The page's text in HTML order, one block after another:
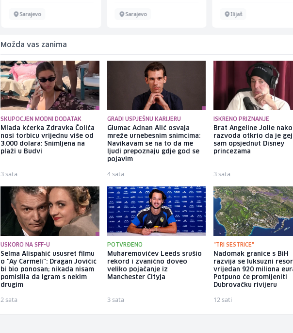
Sarajevo Sarajevo Ilijaš
Možda vas zanima
SKUPOCJEN MODNI DODATAK
Mlađa kćerka Zdravka Čolića
nosi torbicu vrijednu više od
3.000 dolara: Snimljena na
plaži u Budvi
3 sata
GRADI USPJEŠNU KARIJERU
Glumac Adnan Alić osvaja
mreže urnebesnim snimcima:
Navikavam se na to da me
ljudi prepoznaju gdje god se
pojavim
4 sata
ISKRENO PRIZNANJE
Brat Angeline Jolie
razvoda otkrio da je
sam opsjednut Disney
princezama
3 sata
USKORO NA SFF-U
Selma Alispahić ususret filmu
o "Ay Carmeli": Dragan Jovičić
bi bio ponosan; nikada nisam
pomislila da igram s nekim
drugim
2 sata
POTVRĐENO
Muharemovićev Leeds srušio
rekord i zvanično doveo
veliko pojačanje iz
Manchester Cityja
3 sata
"TRI SESTRICE"
Nadomak granice s BiH
razvija se luksuzni
vrijedan 920 miliona
Potpuno će promijeniti
Dubrovačku rivijeru
12 sati